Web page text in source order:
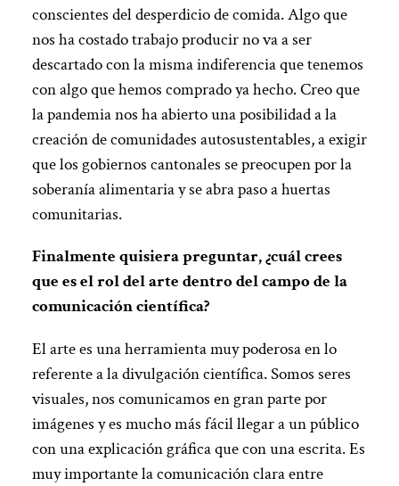
conscientes del desperdicio de comida. Algo que
nos ha costado trabajo producir no va a ser
descartado con la misma indiferencia que tenemos
con algo que hemos comprado ya hecho. Creo que
la pandemia nos ha abierto una posibilidad a la
creación de comunidades autosustentables, a exigir
que los gobiernos cantonales se preocupen por la
soberanía alimentaria y se abra paso a huertas
comunitarias.
Finalmente quisiera preguntar, ¿cuál crees
que es el rol del arte dentro del campo de la
comunicación científica?
El arte es una herramienta muy poderosa en lo
referente a la divulgación científica. Somos seres
visuales, nos comunicamos en gran parte por
imágenes y es mucho más fácil llegar a un público
con una explicación gráfica que con una escrita. Es
muy importante la comunicación clara entre